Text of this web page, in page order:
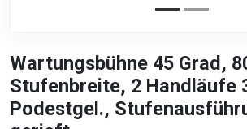
Wartungsbühne 45 Grad,
Stufenbreite, 2 Handläufe
Podestgel.,